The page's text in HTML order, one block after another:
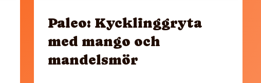
Paleo: Kycklinggryta
med mango och
mandelsmör